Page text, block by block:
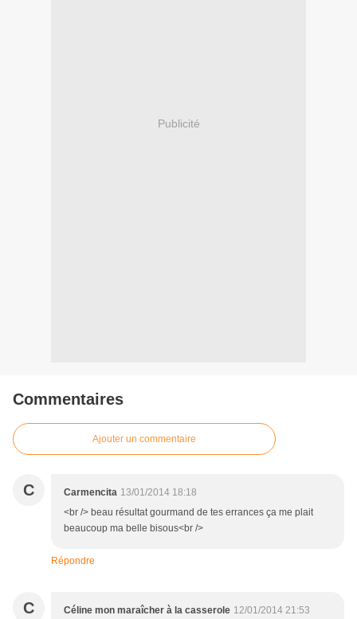
Publicité
Commentaires
Ajouter un commentaire
C Carmencita 13/01/2014 18:18
<br /> beau résultat gourmand de tes errances ça me plait
beaucoup ma belle bisous<br />
Répondre
C Céline mon maraîcher à la casserole 12/01/2014 21:53